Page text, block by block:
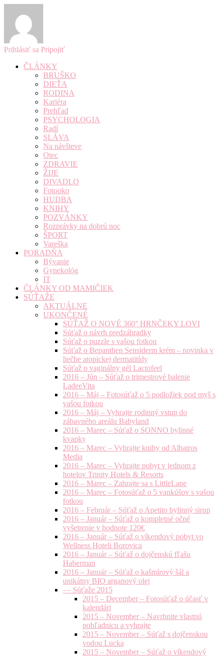
Prihlásiť sa Pripojiť
ČLÁNKY
BRUŠKO
DIEŤA
RODINA
Kariéra
Prehľad
PSYCHOLOGIA
Radí
SLÁVA
Na návšteve
Otec
ZDRAVIE
ŽIJE
DIVADLO
Fotooko
HUDBA
KNIHY
POZVÁNKY
Rozprávky na dobrú noc
ŠPORT
Vareška
PORADŇA
Bývanie
Gynekológ
IT
ČLÁNKY OD MAMIČIEK
SÚŤAŽE
AKTUÁLNE
UKONČENÉ
SÚŤAŽ O NOVÉ 360° HRNČEKY LOVI
Súťaž o návrh predzáhradky
Súťaž o puzzle s vašou fotkou
Súťaž o Bepanthen Sensiderm krém – novinka v
liečbe atopickej dermatitídy
Súťaž o vaginálny gél Lactofeel
2016 – Jún – Súťaž o trimestrové balenie
LadeeVita
2016 – Máj – Fotosúťaž o 5 podložiek pod myš s
vašou fotkou
2016 – Máj – Vyhrajte rodinný vstup do
zábavného areálu Babyland
2016 – Marec – Súťaž o SONNO bylinné
kvapky
2016 – Marec – Vyhrajte knihy od Albatros
Media
2016 – Marec – Vyhrajte pobyt v jednom z
hotelov Trinity Hotels & Resorts
2016 – Marec – Zahrajte sa s LittleLane
2016 – Marec – Fotosúťaž o 5 vankúšov s vašou
fotkou
2016 – Február – Súťaž o Apetito bylinný sirup
2016 – Január – Súťaž o kompletné očné
vyšetrenie v hodnote 120€
2016 – Január – Súťaž o víkendový pobyt vo
Wellness Hoteli Borovica
2016 – Január – Súťaž o dojčenskú fľašu
Haberman
2016 – Január – Súťaž o kašmírový šál a
unikátny BIO arganový olej
— Súťaže 2015
2015 – December – Fotosúťaž o účasť v
kalendári
2015 – November – Navrhnite vlastnú
pohľadnicu a vyhrajte
2015 – November – Súťaž s dojčenskou
vodou Lucka
2015 – November – Súťaž o víkendový